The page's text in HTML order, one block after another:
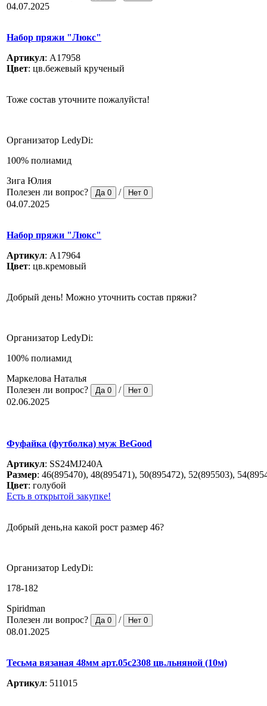
04.07.2025
Набор пряжи "Люкс"
Артикул: A17958
Цвет: цв.бежевый крученый
Тоже состав уточните пожалуйста!
Организатор LedyDi:
100% полиамид
Зига Юлия
Полезен ли вопрос?
Да 0 / Нет 0
04.07.2025
Набор пряжи "Люкс"
Артикул: A17964
Цвет: цв.кремовый
Добрый день! Можно уточнить состав пряжи?
Организатор LedyDi:
100% полиамид
Маркелова Наталья
Полезен ли вопрос?
Да 0 / Нет 0
02.06.2025
Фуфайка (футболка) муж BeGood
Артикул: SS24MJ240A
Размер: 46(895470), 48(895471), 50(895472), 52(895503),
Цвет: голубой
Есть в открытой закупке!
Добрый день,на какой рост размер 46?
Организатор LedyDi:
178-182
Spiridman
Полезен ли вопрос?
Да 0 / Нет 0
08.01.2025
Тесьма вязаная 48мм арт.05с2308 цв.льняной (10м)
Артикул: 511015